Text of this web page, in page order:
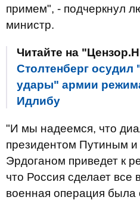
примем", - подчеркнул
министр.
Читайте на
Столтенберг осудил
удары" армии
Идлибу
"И мы надеемся, что
президентом Путиным и
Эрдоганом приведет к
что Россия сделает все
военная операция была